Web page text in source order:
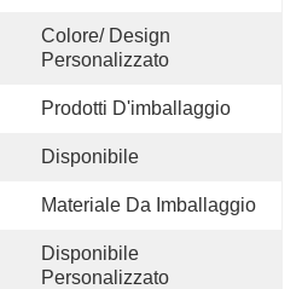
Colore/ Design
Personalizzato
Prodotti D'imballaggio
Disponibile
Materiale Da Imballaggio
Disponibile
Personalizzato